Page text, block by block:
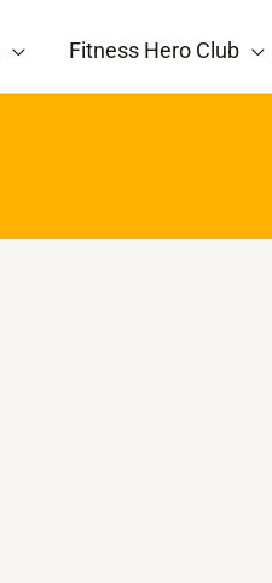
Fitness Hero Club